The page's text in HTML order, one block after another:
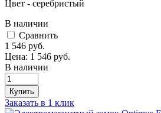
Цвет - серебристый
В наличии
Cравнить
1 546 руб.
Цена: 1 546 руб.
В наличии
Купить
Заказать в 1 клик